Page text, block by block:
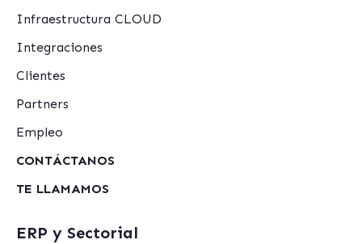
Infraestructura CLOUD
Integraciones
Clientes
Partners
Empleo
CONTÁCTANOS
TE LLAMAMOS
ERP y Sectorial